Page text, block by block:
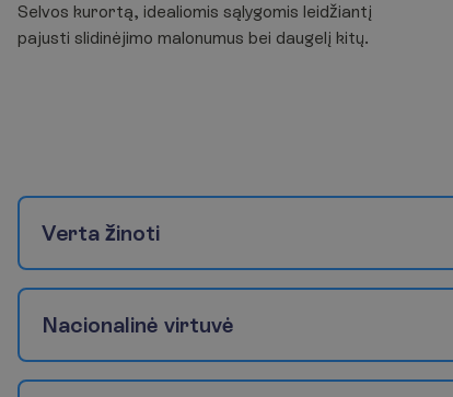
Selvos kurortą, idealiomis sąlygomis leidžiantį
pajusti slidinėjimo malonumus bei daugelį kitų.
Verta žinoti
Nacionalinė virtuvė